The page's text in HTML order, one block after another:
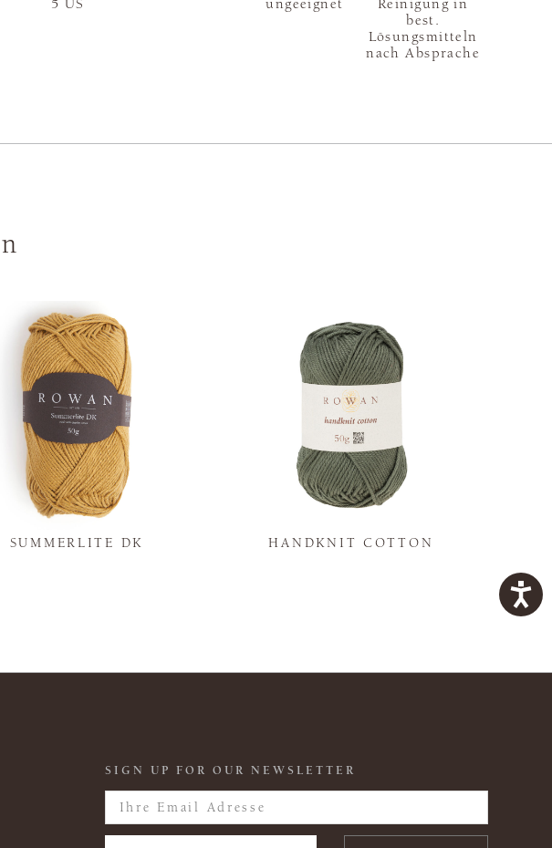
5 US
ungeeignet
Reinigung in
best.
Lösungsmitteln
nach Absprache
SUMMERLITE DK HANDKNIT COTTON
SIGN UP FOR OUR NEWSLETTER